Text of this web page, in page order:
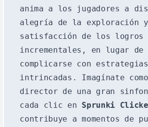
anima a los jugadores a
alegría de la exploración
satisfacción de los logros
incrementales, en lugar de
complicarse con estrategias
intrincadas. Imagínate
director de una gran
cada clic en Sprunki
contribuye a momentos de